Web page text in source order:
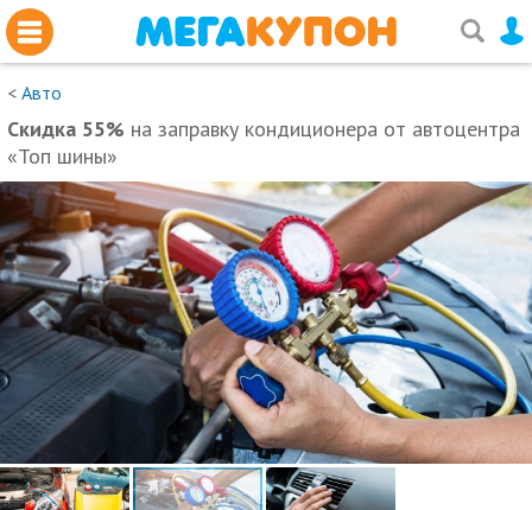
< Авто
Скидка 55% на заправку кондиционера от автоцентра
«Топ шины»